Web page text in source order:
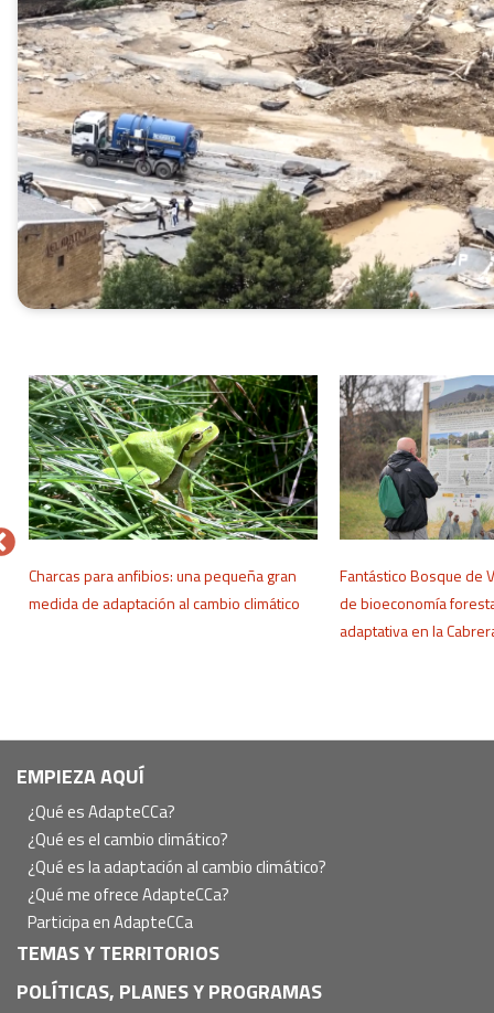
Charcas para anfibios: una pequeña gran
medida de adaptación al cambio climático
Fantástico Bosque de
de bioeconomía
adaptativa en la
Navegación
principal
EMPIEZA AQUÍ
¿Qué es AdapteCCa?
¿Qué es el cambio climático?
¿Qué es la adaptación al cambio climático?
¿Qué me ofrece AdapteCCa?
Participa en AdapteCCa
TEMAS Y TERRITORIOS
POLÍTICAS, PLANES Y PROGRAMAS